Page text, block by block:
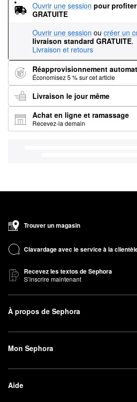
Ouvrir une session pour
GRATUITE
Ouvrir une session ou créer un
livraison standard GRATUITE.
Livraison et retours
Réapprovisionnement
Économisez 5 % sur cet article
Livraison le jour même
Achat en ligne et ramassage
Recevez-la demain
Trouver un magasin
Clavardage avec le service à la
Recevez les textos de Sephora
S’inscrire maintenant
À propos de Sephora
Mon Sephora
Aide